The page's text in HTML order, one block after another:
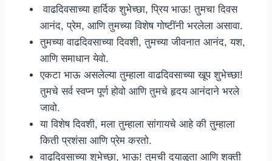
वाढदिवसाच्या हार्दिक शुभेच्छा, प्रिय भाऊ! तुमचा दिवस
आनंद, प्रेम, आणि तुमच्या विशेष गोष्टींनी भरलेला असावा.
तुमच्या वाढदिवसाच्या दिवशी, तुमच्या जीवनात आनंद, यश,
आणि समाधान येवो.
एकटा भाऊ असलेल्या तुम्हाला वाढदिवसाच्या खूप शुभेच्छा!
तुमचे सर्व स्वप्न पूर्ण होवो आणि तुमचे हृदय आनंदाने भरले
जावो.
या विशेष दिवशी, मला तुम्हाला सांगायचे आहे की तुम्हाला
किती प्रशंसा आणि प्रेम करतो.
वाढदिवसाच्या शुभेच्छा, भाऊ! तुमची दयाळुता आणि शक्ती